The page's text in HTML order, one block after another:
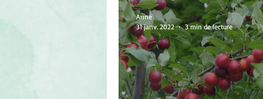
Anne
31 janv. 2022
3 min de lecture